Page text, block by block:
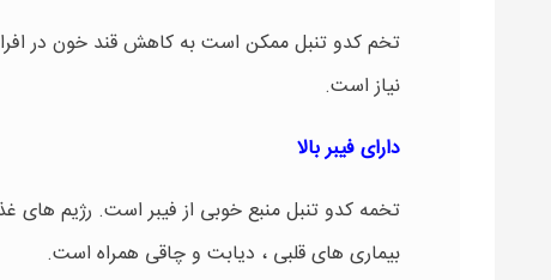
نیاز است.
دارای فیبر بالا
تخمه کدو تنبل منبع خوبی از فیبر است. رژیم های
بیماری های قلبی ، دیابت و چاقی همراه است.